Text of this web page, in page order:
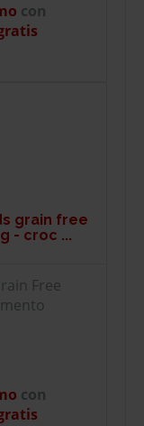
con
grain free
- croc ...
Free
con